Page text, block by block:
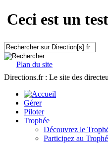
Ceci est un test
Plan du site
Directions.fr : Le site des
Gérer
Piloter
Trophée
Découvrez le
Participez au